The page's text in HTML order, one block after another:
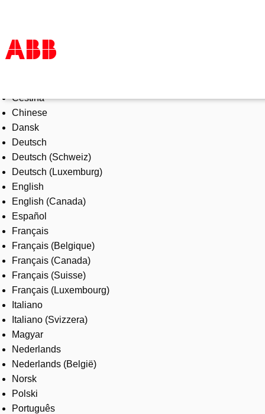
Products & Solutions
Industries
Services
About us
Where to buy
Contact us
Careers
Čeština
Chinese
Dansk
Deutsch
Deutsch (Schweiz)
Deutsch (Luxemburg)
English
English (Canada)
Español
Français
Français (Belgique)
Français (Canada)
Français (Suisse)
Français (Luxembourg)
Italiano
Italiano (Svizzera)
Magyar
Nederlands
Nederlands (België)
Norsk
Polski
Português